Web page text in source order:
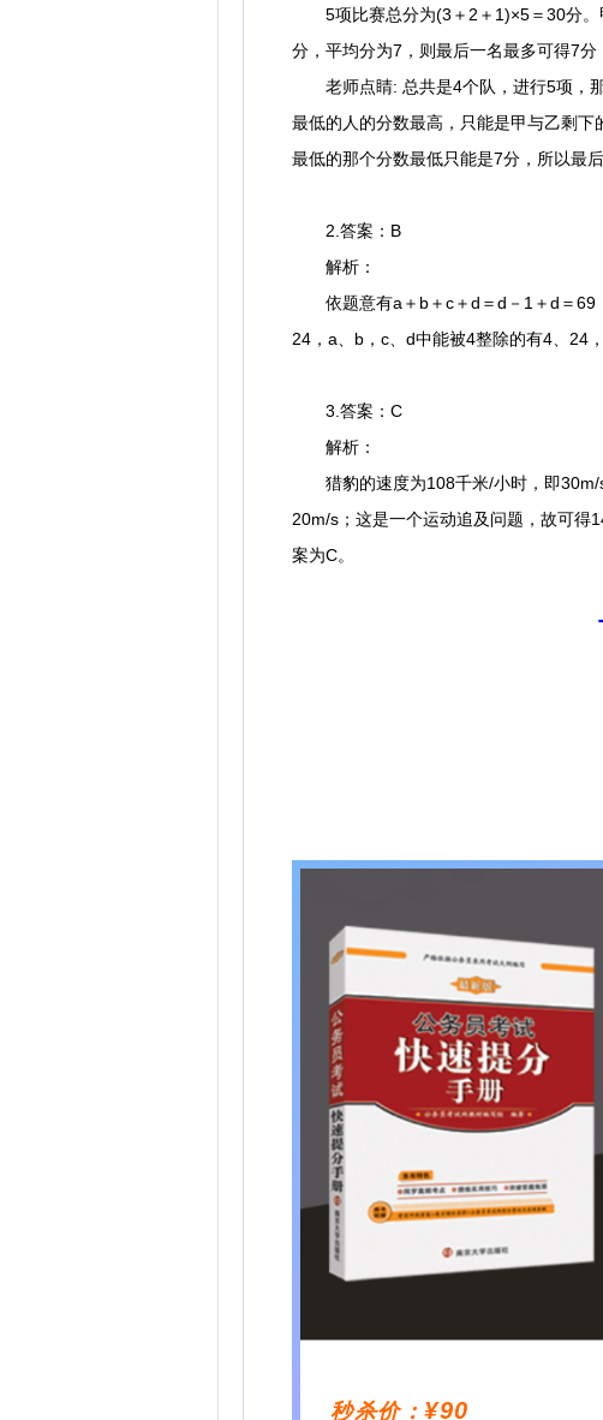
5项比赛总分为(3＋2＋1)×5＝30分。
分，平均分为7，则最后一名最多可得7分
老师点睛: 总共是4个队，进行5项，那
最低的人的分数最高，只能是甲与乙剩
最低的那个分数最低只能是7分，所以最后
2.答案：B
解析：
依题意有a＋b＋c＋d＝d－1＋d＝69
24，a、b，c、d中能被4整除的有4、24，
3.答案：C
解析：
猎豹的速度为108千米/小时，即30m/s
20m/s；这是一个运动追及问题，故可得
案为C。
秒杀价： ¥90